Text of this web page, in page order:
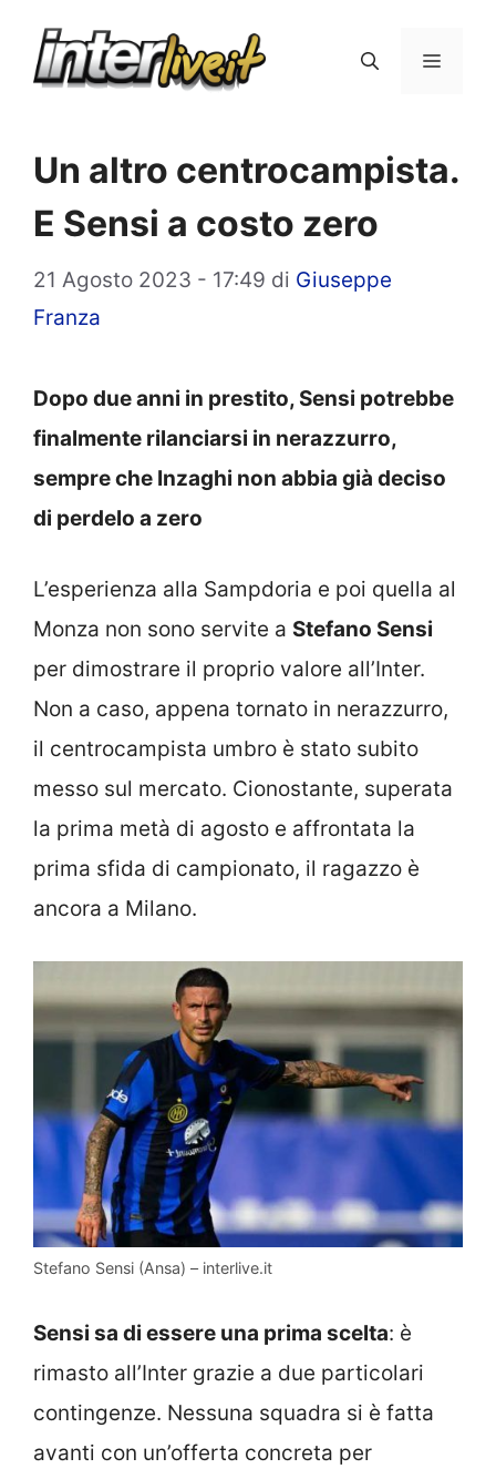
Menu
Un altro centrocampista.
E Sensi a costo zero
21 Agosto 2023 - 17:49 di Giuseppe
Franza
Dopo due anni in prestito, Sensi potrebbe
finalmente rilanciarsi in nerazzurro,
sempre che Inzaghi non abbia già deciso
di perdelo a zero
L’esperienza alla Sampdoria e poi quella al
Monza non sono servite a Stefano Sensi
per dimostrare il proprio valore all’Inter.
Non a caso, appena tornato in nerazzurro,
il centrocampista umbro è stato subito
messo sul mercato. Cionostante, superata
la prima metà di agosto e affrontata la
prima sfida di campionato, il ragazzo è
ancora a Milano.
Stefano Sensi (Ansa) – interlive.it
Sensi sa di essere una prima scelta: è
rimasto all’Inter grazie a due particolari
contingenze. Nessuna squadra si è fatta
avanti con un’offerta concreta per